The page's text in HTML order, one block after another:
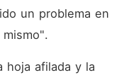
un problema en
hoja afilada y la